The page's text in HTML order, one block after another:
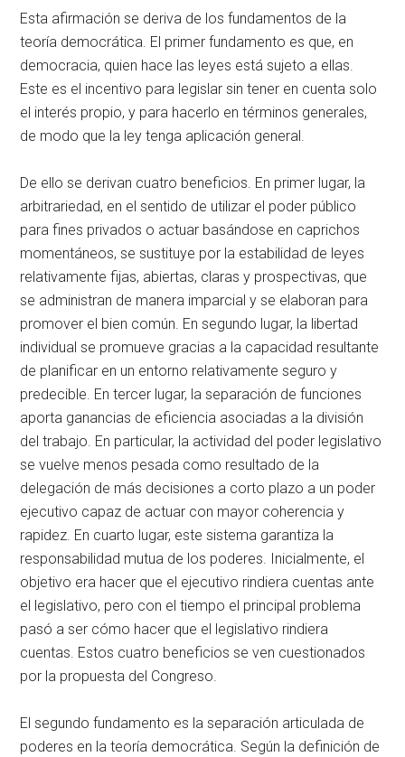
Esta afirmación se deriva de los fundamentos de la
teoría democrática. El primer fundamento es que, en
democracia, quien hace las leyes está sujeto a ellas.
Este es el incentivo para legislar sin tener en cuenta solo
el interés propio, y para hacerlo en términos generales,
de modo que la ley tenga aplicación general.
De ello se derivan cuatro beneficios. En primer lugar, la
arbitrariedad, en el sentido de utilizar el poder público
para fines privados o actuar basándose en caprichos
momentáneos, se sustituye por la estabilidad de leyes
relativamente fijas, abiertas, claras y prospectivas, que
se administran de manera imparcial y se elaboran para
promover el bien común. En segundo lugar, la libertad
individual se promueve gracias a la capacidad resultante
de planificar en un entorno relativamente seguro y
predecible. En tercer lugar, la separación de funciones
aporta ganancias de eficiencia asociadas a la división
del trabajo. En particular, la actividad del poder legislativo
se vuelve menos pesada como resultado de la
delegación de más decisiones a corto plazo a un poder
ejecutivo capaz de actuar con mayor coherencia y
rapidez. En cuarto lugar, este sistema garantiza la
responsabilidad mutua de los poderes. Inicialmente, el
objetivo era hacer que el ejecutivo rindiera cuentas ante
el legislativo, pero con el tiempo el principal problema
pasó a ser cómo hacer que el legislativo rindiera
cuentas. Estos cuatro beneficios se ven cuestionados
por la propuesta del Congreso.
El segundo fundamento es la separación articulada de
poderes en la teoría democrática. Según la definición de